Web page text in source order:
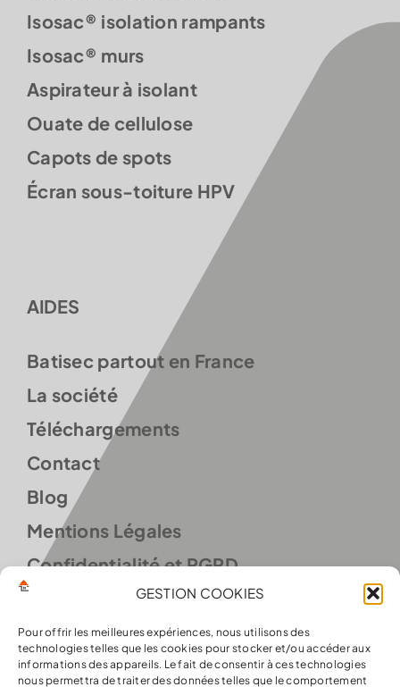
GESTION COOKIES
Pour offrir les meilleures expériences, nous utilisons des
technologies telles que les cookies pour stocker et/ou accéder aux
informations des appareils. Le fait de consentir à ces technologies
nous permettra de traiter des données telles que le comportement
Isosac® isolation rampants
Isosac® murs
Aspirateur à isolant
Ouate de cellulose
Capots de spots
Écran sous-toiture HPV
AIDES
Batisec partout en France
La société
Téléchargements
Contact
Blog
Mentions Légales
Confidentialité et RGPD
Conditions d’utilisation
Politique de cookies (UE)